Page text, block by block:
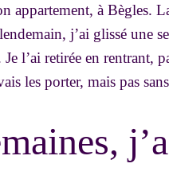
appartement, à Bègles.
j’ai glissé une
l’ai retirée en rentrant,
les porter, mais pas